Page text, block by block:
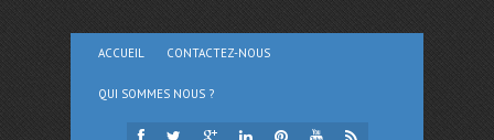
ACCUEIL CONTACTEZ-NOUS
QUI SOMMES NOUS ?